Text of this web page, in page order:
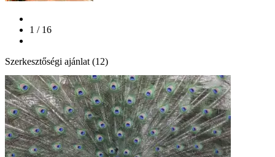
1 / 16
Szerkesztőségi ajánlat (12)